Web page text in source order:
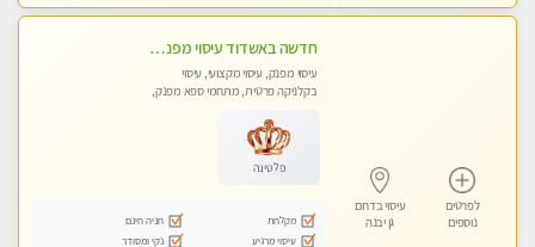
לפרטים
נוספים
עיסוי בדרום
גן יבנה
חדשה באשדוד עיסוי מפנק בקליניקה פרטית שירות vip לרציניים בלבד! מומלץ!!
עיסוי מפנק, עיסוי מקצועי, עיסוי
בקלניקה פרטית, מתחמי ספא מפנק,
פלטינה
מקלחת
חניה חינם
עיסוי מרגיע
נקי ומסודר